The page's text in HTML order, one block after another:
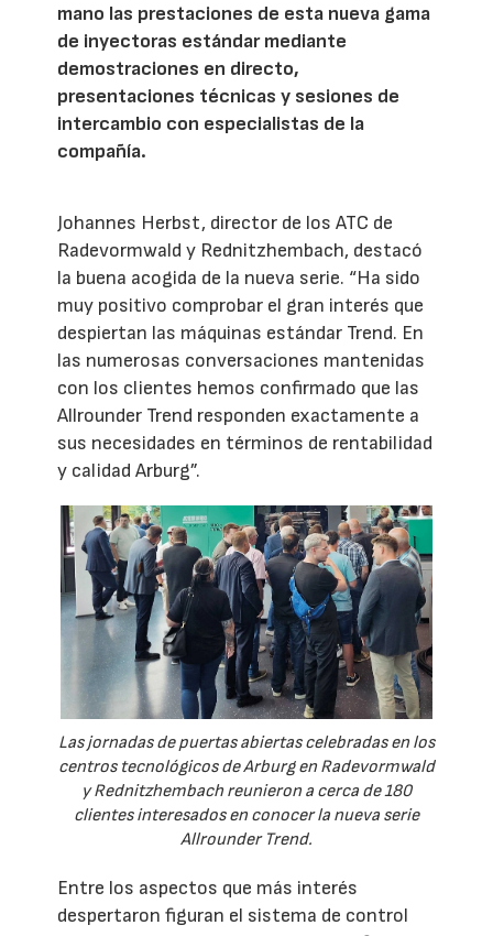
mano las prestaciones de esta nueva gama
de inyectoras estándar mediante
demostraciones en directo,
presentaciones técnicas y sesiones de
intercambio con especialistas de la
compañía.
Johannes Herbst, director de los ATC de
Radevormwald y Rednitzhembach, destacó
la buena acogida de la nueva serie. “Ha sido
muy positivo comprobar el gran interés que
despiertan las máquinas estándar Trend. En
las numerosas conversaciones mantenidas
con los clientes hemos confirmado que las
Allrounder Trend responden exactamente a
sus necesidades en términos de rentabilidad
y calidad Arburg”.
Las jornadas de puertas abiertas celebradas en los
centros tecnológicos de Arburg en Radevormwald
y Rednitzhembach reunieron a cerca de 180
clientes interesados en conocer la nueva serie
Allrounder Trend.
Entre los aspectos que más interés
despertaron figuran el sistema de control